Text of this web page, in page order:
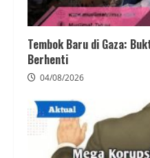
Tembok Baru di Gaza:
Berhenti
04/08/2026